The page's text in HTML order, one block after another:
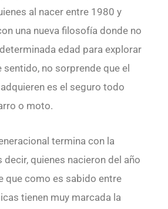
al nacer entre 1980 y
una nueva filosofía donde no
edad para explorar
sentido, no sorprende que el
es el seguro todo
o moto.
termina con la
decir, quienes nacieron del año
que como es sabido entre
tienen muy marcada la